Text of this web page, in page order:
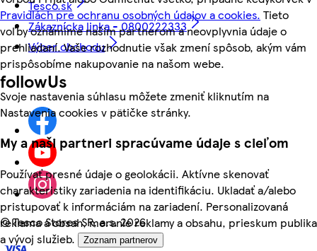
Pravidlách pre ochranu osobných údajov a cookies. Tieto
voľby oznámime našim partnerom a neovplyvnia údaje o
prehliadaní. Vaše rozhodnutie však zmení spôsob, akým vám
prispôsobíme nakupovanie na našom webe.
Svoje nastavenia súhlasu môžete zmeniť kliknutím na
Nastavenia cookies v pätičke stránky.
My a naši partneri spracúvame údaje s cieľom
Používať presné údaje o geolokácii. Aktívne skenovať
charakteristiky zariadenia na identifikáciu. Ukladať a/alebo
pristupovať k informáciám na zariadení. Personalizovaná
reklama a obsah, meranie reklamy a obsahu, prieskum publika
a vývoj služieb.
Zoznam partnerov
Tesco.sk
Zákaznícka linka - 0800222333
Výber obchodu
followUs
©Tesco Stores SR, a.s. 2026